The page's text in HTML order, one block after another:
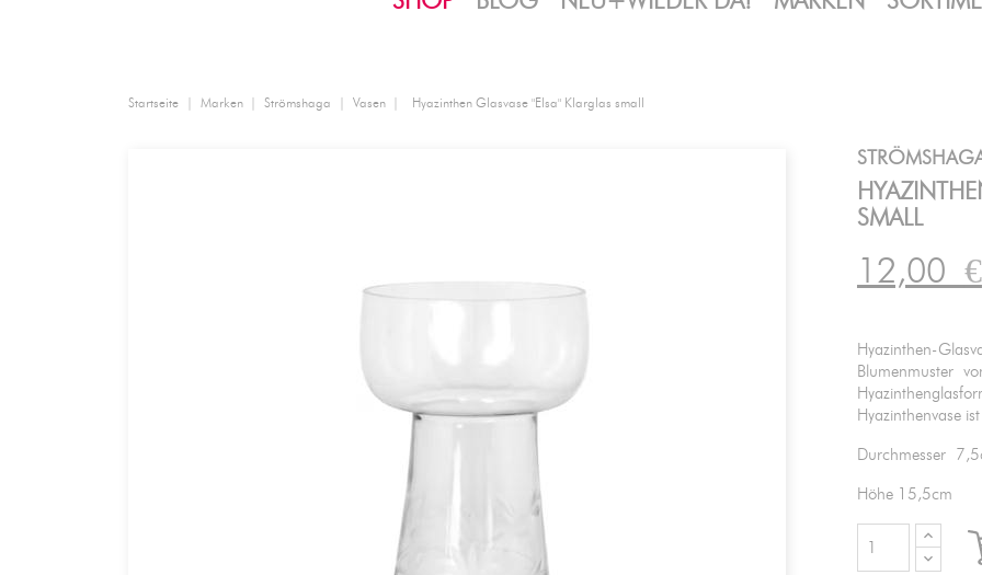
Startseite Marken Strömshaga Vasen Hyazinthen Glasvase "Elsa" Klarglas small
SMALL
12,00€
Hyazinthen-
Blumenmuster
Hyazinthenvase
Durchmesser
Höhe 15,5cm